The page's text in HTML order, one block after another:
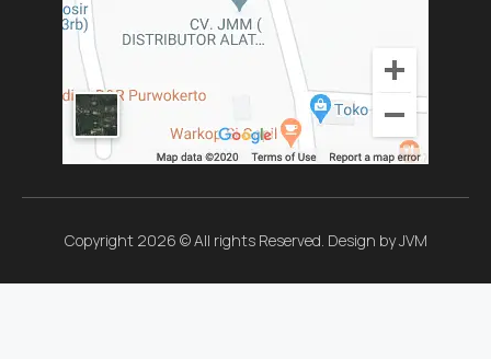
Copyright 2026 © All rights Reserved. Design by JVM